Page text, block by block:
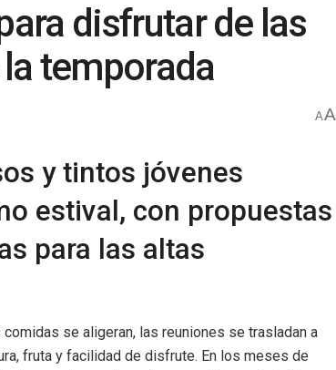
disfrutar de las
temporada
AA
y tintos jóvenes
estival, con propuestas
para las altas
comidas se aligeran, las reuniones se trasladan a
fruta y facilidad de disfrute. En los meses de